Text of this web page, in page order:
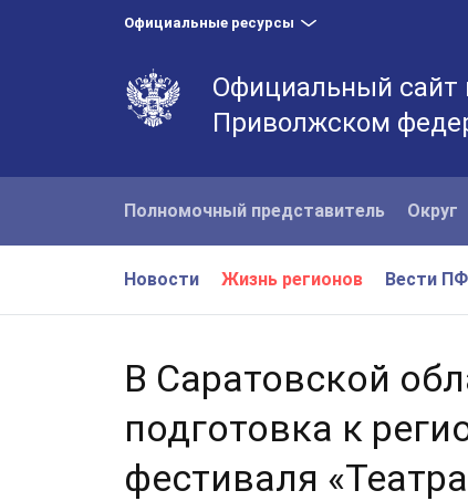
Официальные ресурсы
Официальный сайт
Приволжском
Полномочный представитель Округ
Новости Жизнь регионов Вести
В Саратовской
подготовка к
фестиваля